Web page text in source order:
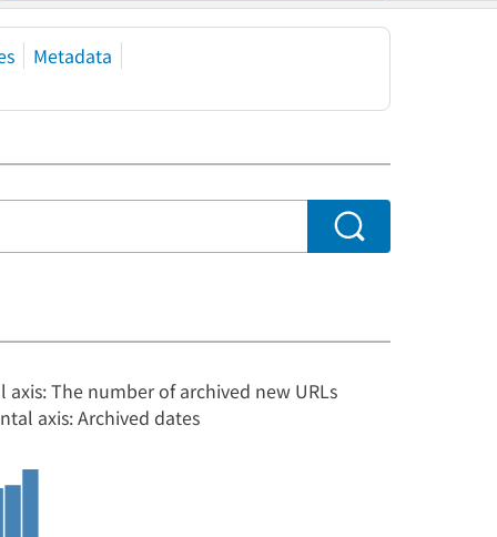
Metadata
axis: The number of archived new URLs
axis: Archived dates